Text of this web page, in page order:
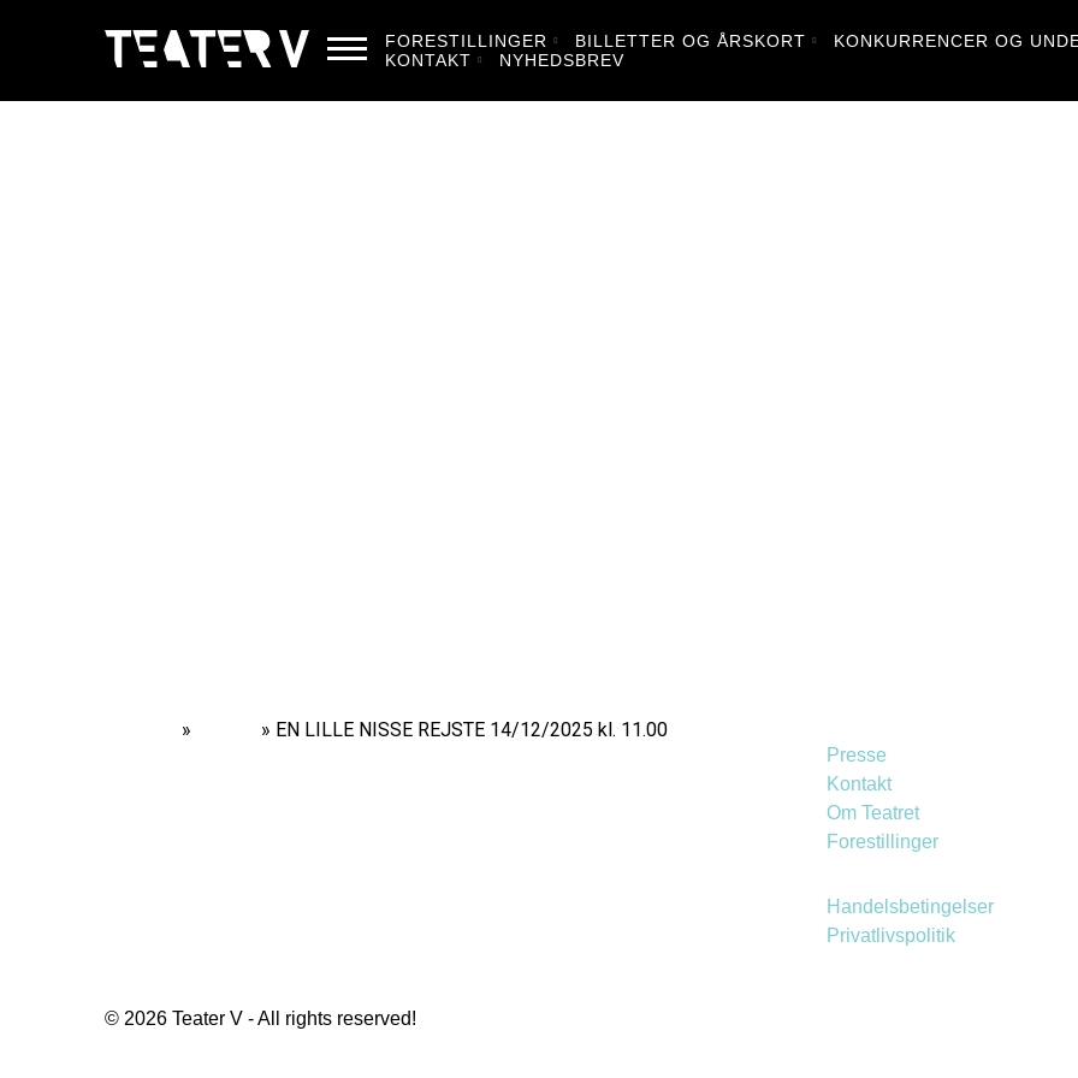
FORESTILLINGER BILLETTER OG ÅRSKORT KONKURRENCER OG
KONTAKT
NYHEDSBREV
» » EN LILLE NISSE REJSTE 14/12/2025 kl. 11.00
Presse
Kontakt
Om Teatret
Forestillinger
Handelsbetingelser
Privatlivspolitik
© 2026 Teater V - All rights reserved!